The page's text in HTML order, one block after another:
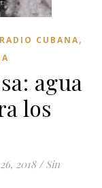
RADIO CUBANA,
agua
los
2018 / Sin